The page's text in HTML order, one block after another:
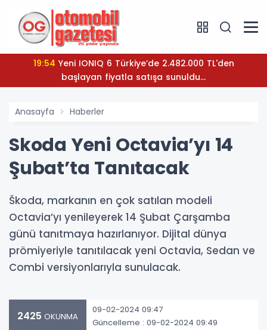
19:54
başlayan fiyatla satışa sunuldu...
Anasayfa Haberler
Skoda Yeni Octavia’yı 14
Şubat’ta Tanıtacak
Škoda, markanın en çok satılan modeli
Octavia’yı yenileyerek 14 Şubat Çarşamba
günü tanıtmaya hazırlanıyor. Dijital dünya
prömiyeriyle tanıtılacak yeni Octavia, Sedan ve
Combi versiyonlarıyla sunulacak.
2425 OKUNMA
09-02-2024 09:47
Güncelleme : 09-02-2024 09:49